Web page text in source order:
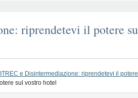
riprendetevi il potere
e Disintermediazione: riprendetevi il
sul vostro hotel